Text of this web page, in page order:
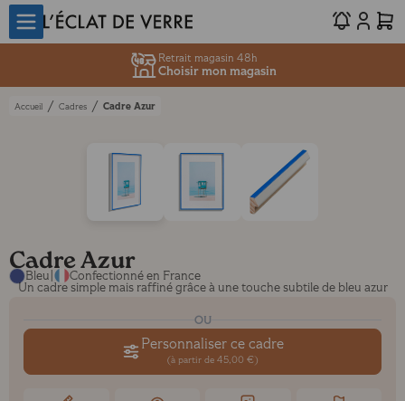
Retrait magasin 48h
Choisir mon magasin
Accueil / Cadres / Cadre Azur
Cadre Azur
Bleu Confectionné en France
Un cadre simple mais raffiné grâce à une touche subtile de bleu azur
OU
Personnaliser ce cadre
(à partir de 45,00 €)